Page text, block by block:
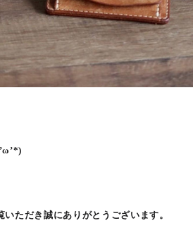
ただき誠にありがとうございます。